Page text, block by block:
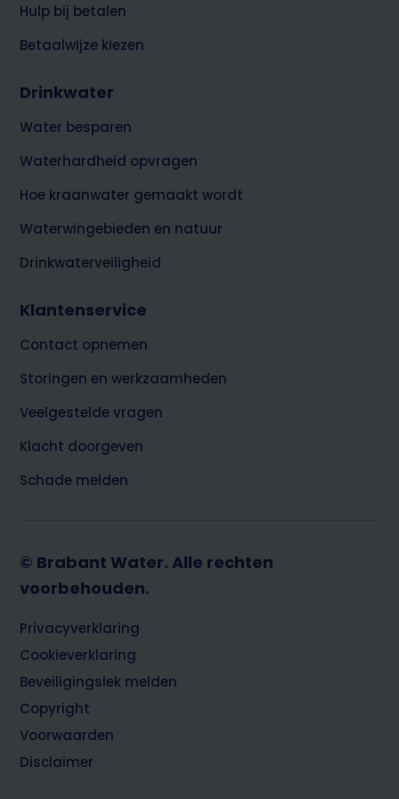
Hulp bij betalen
Betaalwijze kiezen
Drinkwater
Water besparen
Waterhardheid opvragen
Hoe kraanwater gemaakt wordt
Waterwingebieden en natuur
Drinkwaterveiligheid
Klantenservice
Contact opnemen
Storingen en werkzaamheden
Veelgestelde vragen
Klacht doorgeven
Schade melden
© Brabant Water. Alle rechten
voorbehouden.
Footer
Privacyverklaring
Cookieverklaring
Beveiligingslek melden
Copyright
Voorwaarden
Disclaimer